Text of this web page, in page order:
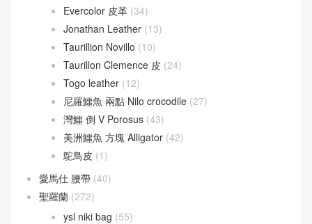
Evercolor 皮革 (34)
Jonathan Leather (13)
Taurillion Novillo (10)
Taurillon Clemence 皮 (24)
Togo leather (12)
尼羅鱷魚 兩點 Nilo crocodile (27)
灣鱷 倒 V Porosus (43)
美洲鱷魚 方塊 Alligator (42)
鴕鳥皮 (1)
愛馬仕 腰帶 (40)
聖羅蘭 (272)
ysl niki bag (55)